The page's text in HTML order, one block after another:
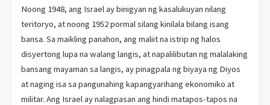
Noong 1948, ang Israel ay binigyan ng kasalukuyan nilang
teritoryo, at noong 1952 pormal silang kinilala bilang isang
bansa. Sa maikling panahon, ang maliit na istrip ng halos
disyertong lupa na walang langis, at napalilibutan ng malalaking
bansang mayaman sa langis, ay pinagpala ng biyaya ng Diyos
at naging isa sa pangunahing kapangyarihang ekonomiko at
militar. Ang Israel ay nalagpasan ang hindi matapos-tapos na